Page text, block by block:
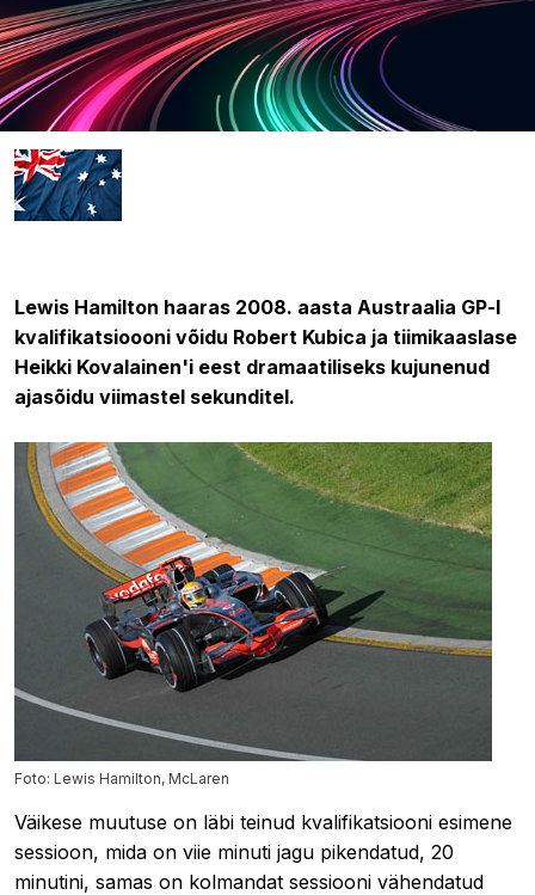
Lewis Hamilton haaras 2008. aasta Austraalia GP-l
kvalifikatsioooni võidu Robert Kubica ja tiimikaaslase
Heikki Kovalainen'i eest dramaatiliseks kujunenud
ajasõidu viimastel sekunditel.
Foto: Lewis Hamilton, McLaren
Väikese muutuse on läbi teinud kvalifikatsiooni esimene
sessioon, mida on viie minuti jagu pikendatud, 20
minutini, samas on kolmandat sessiooni vähendatud